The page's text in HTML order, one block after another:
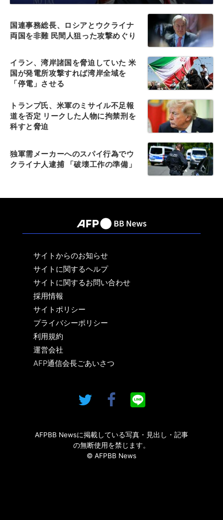
国連事務総長、ロシアとウクライナ
両国を非難 民間人狙った攻撃めぐり
イラン、湾岸諸国を脅迫していた 米
国が発電所攻撃すれば湾岸全域を
「停電」させる
トランプ氏、米軍のミサイル不足報
道を否定 リークした人物に拘禁刑を
科すと脅迫
独軍需メーカーへのスパイ行為でウ
クライナ人逮捕 「破壊工作の準備」
サイトからのお知らせ
サイトに関するヘルプ
サイトに関するお問い合わせ
採用情報
サイトポリシー
プライバシーポリシー
利用規約
運営会社
AFP通信会長ごあいさつ
AFPBB Newsに掲載している写真・見出し・記事
の無断使用を禁じます。
© AFPBB News